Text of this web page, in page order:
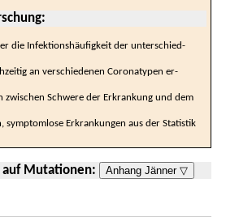
die Infektions­häufig­keit der unterschied­
an verschie­denen Corona­typen er­
zwischen Schwere der Erkran­kung und dem
symptom­lose Erkran­kungen aus der Statis­tik
Mutationen: Anhang Jänner ▽